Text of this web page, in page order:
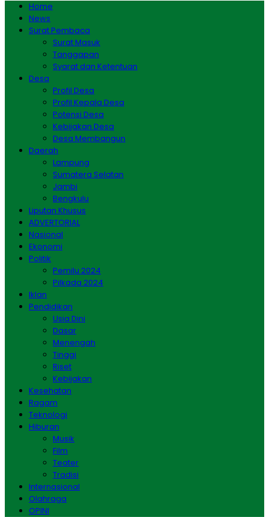
Home
News
Surat Pembaca
Surat Masuk
Tanggapan
Syarat dan Ketentuan
Desa
Profil Desa
Profil Kepala Desa
Potensi Desa
Kebijakan Desa
Desa Membangun
Daerah
Lampung
Sumatera Selatan
Jambi
Bengkulu
Liputan Khusus
ADVERTORIAL
Nasional
Ekonomi
Politik
Pemilu 2024
Pilkada 2024
Iklan
Pendidikan
Usia Dini
Dasar
Menengah
Tinggi
Riset
Kebijakan
Kesehatan
Ragam
Teknologi
Hiburan
Musik
Film
Teater
Tradisi
Internasional
Olahraga
OPINI